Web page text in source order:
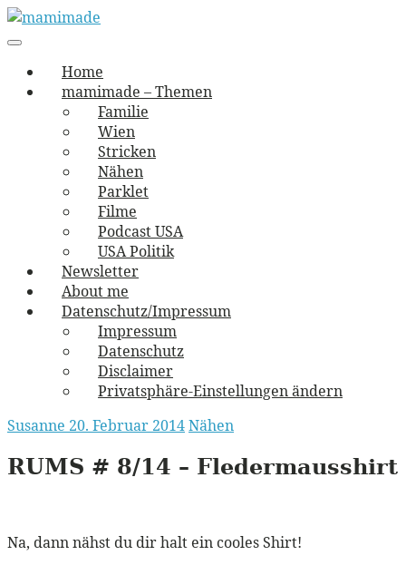
Skip
to
mamimade
vernäht und zugetextet
navigation
Menu
Home
mamimade – Themen
Familie
Wien
Stricken
Nähen
Parklet
Filme
Podcast USA
USA Politik
Newsletter
About me
Datenschutz/Impressum
Impressum
Datenschutz
Disclaimer
Privatsphäre-Einstellungen ändern
Susanne 20. Februar 2014Nähen
RUMS # 8/14 – Fledermausshirt
Na, dann nähst du dir halt ein cooles Shirt!